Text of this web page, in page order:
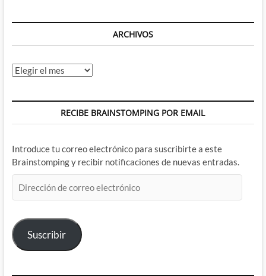
ARCHIVOS
Archivos
RECIBE BRAINSTOMPING POR EMAIL
Introduce tu correo electrónico para suscribirte a este
Brainstomping y recibir notificaciones de nuevas entradas.
de
electrónico
Suscribir